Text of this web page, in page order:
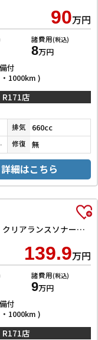
90万円
諸費用(税込)
8万円
付
1000km )
R171店
排気 660cc
ック 修復 無
詳細はこちら
ハイブリッドG ETC 両側スライドドア クリアランスソナー オートライト スマートキー アイドリングストップ 電動格納ミラー ベンチシート CVT エアコン
139.9万円
諸費用(税込)
9万円
付
1000km )
R171店